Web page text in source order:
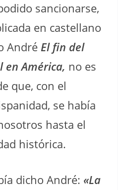
sancionarse,
en castellano
André El fin del
en América, no es
que, con el
se había
hasta el
histórica.
dicho André: «La